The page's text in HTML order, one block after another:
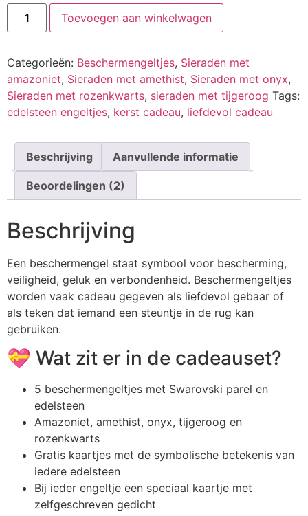
Toevoegen aan winkelwagen
Categorieën: Beschermengeltjes, Sieraden met
amazoniet, Sieraden met amethist, Sieraden met onyx,
Sieraden met rozenkwarts, sieraden met tijgeroog Tags:
edelsteen engeltjes, kerst cadeau, liefdevol cadeau
Beschrijving Aanvullende informatie
Beoordelingen (2)
Beschrijving
Een beschermengel staat symbool voor bescherming,
veiligheid, geluk en verbondenheid. Beschermengeltjes
worden vaak cadeau gegeven als liefdevol gebaar of
als teken dat iemand een steuntje in de rug kan
gebruiken.
💝 Wat zit er in de cadeauset?
5 beschermengeltjes met Swarovski parel en
edelsteen
Amazoniet, amethist, onyx, tijgeroog en
rozenkwarts
Gratis kaartjes met de symbolische betekenis van
iedere edelsteen
Bij ieder engeltje een speciaal kaartje met
zelfgeschreven gedicht